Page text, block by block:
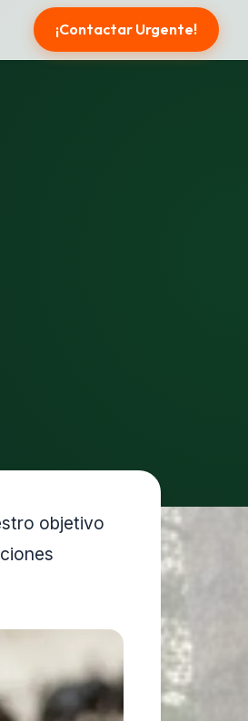
¡Contactar Urgente!
objetivo